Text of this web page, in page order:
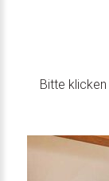
Bitte